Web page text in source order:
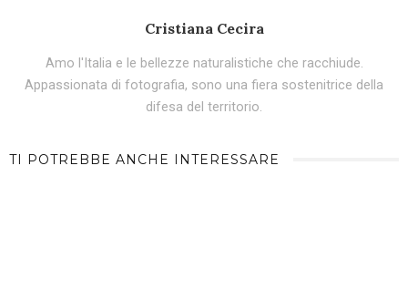
Cristiana Cecira
Amo l'Italia e le bellezze naturalistiche che racchiude.
Appassionata di fotografia, sono una fiera sostenitrice della
difesa del territorio.
TI POTREBBE ANCHE INTERESSARE